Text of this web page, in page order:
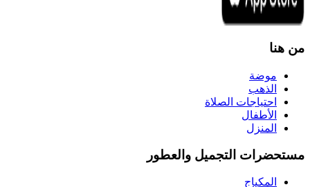
من هنا
موضة
الذهب
احتياجات الصلاة
الأطفال
المنزل
مستحضرات التجميل والعطور
المكياج